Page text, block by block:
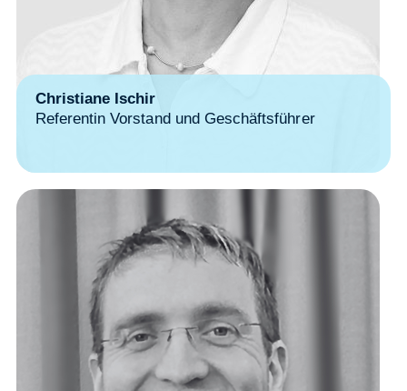
Christiane Ischir
Referentin Vorstand und Geschäftsführer